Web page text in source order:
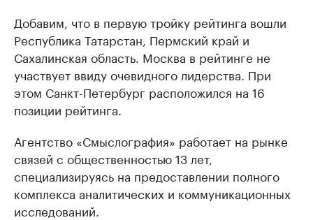
Добавим, что в первую тройку рейтинга вошли
Республика Татарстан, Пермский край и
Сахалинская область. Москва в рейтинге не
участвует ввиду очевидного лидерства. При
этом Санкт-Петербург расположился на 16
позиции рейтинга.
Агентство «Смыслография» работает на рынке
связей с общественностью 13 лет,
специализируясь на предоставлении полного
комплекса аналитических и коммуникационных
исследований.